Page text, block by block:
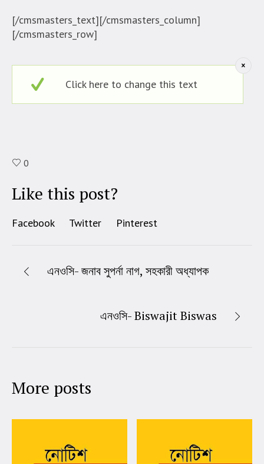
[/cmsmasters_text][/cmsmasters_column]
[/cmsmasters_row]
Click here to change this text
0
Like this post?
Facebook Twitter Pinterest
এনওসি- জনাব সুপর্না নাগ, সহকারী অধ্যাপক
এনওসি- Biswajit Biswas
More posts